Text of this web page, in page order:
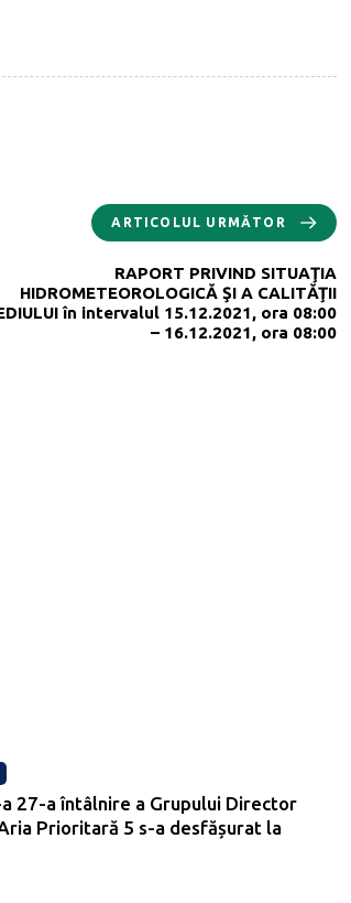
ARTICOLUL URMĂTOR
RAPORT PRIVIND SITUAŢIA
HIDROMETEOROLOGICĂ ŞI A CALITĂŢII
în intervalul 15.12.2021, ora 08:00
– 16.12.2021, ora 08:00
27-a întâlnire a Grupului Director
Prioritară 5 s-a desfășurat la